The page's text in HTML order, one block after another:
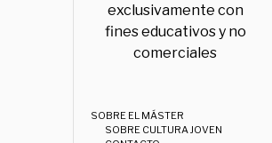
exclusivamente con
fines educativos y no
comerciales
SOBRE EL MÁSTER
SOBRE CULTURA JOVEN